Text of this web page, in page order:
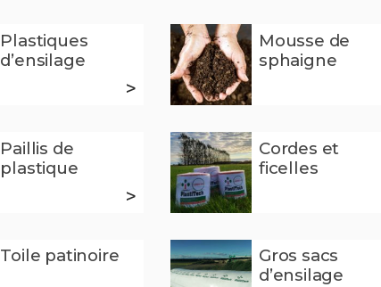
Plastiques
d’ensilage
>
Mousse de
sphaigne
Paillis de
plastique
>
Cordes et
ficelles
Toile patinoire
Gros sacs
d’ensilage